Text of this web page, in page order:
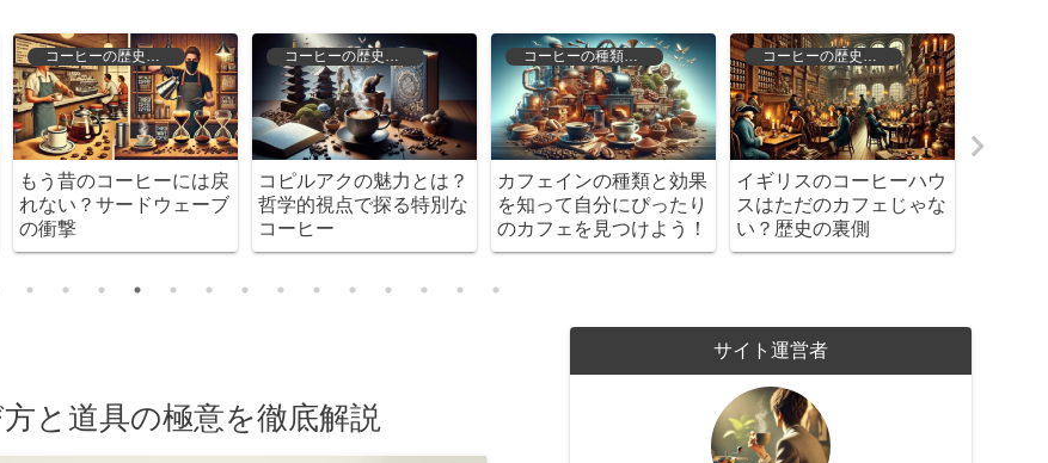
コーヒーの歴史と文化
もう昔のコーヒーには戻
れない？サードウェーブ
の衝撃
コーヒーの歴史と文化
コピルアクの魅力とは？
哲学的視点で探る特別な
コーヒー
コーヒーの種類と特徴
カフェインの種類と効果
を知って自分にぴったり
のカフェを見つけよう！
コーヒーの歴史と文化
イギリスのコーヒーハウ
スはただのカフェじゃな
い？歴史の裏側
と道具の極意を徹底解説
サイト運営者